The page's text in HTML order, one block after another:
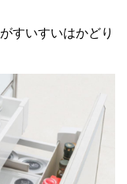
すいすいはかどり